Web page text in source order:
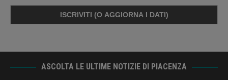
ASCOLTA LE ULTIME NOTIZIE DI PIACENZA